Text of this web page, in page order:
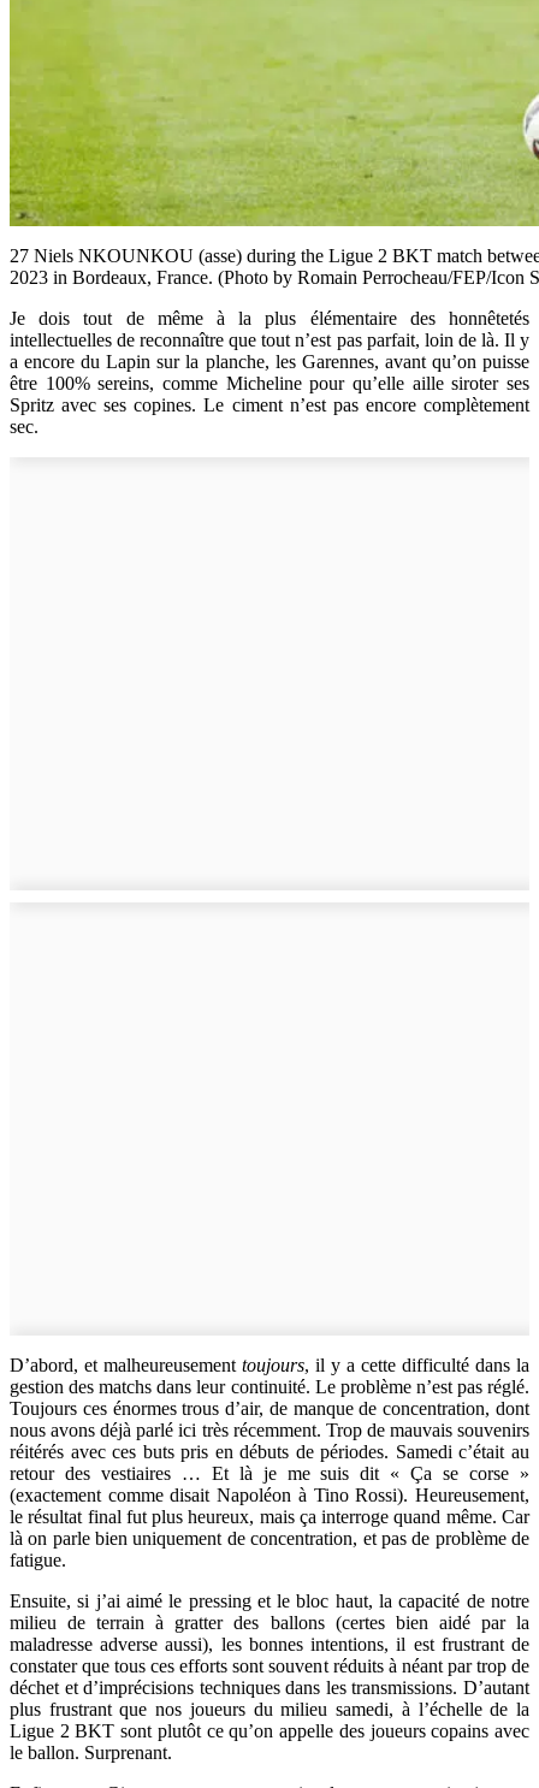
27 Niels NKOUNKOU (asse) during the Ligue 2 BKT match
2023 in Bordeaux, France. (Photo by Romain Perrocheau/FEP/Icon
Je dois tout de même à la plus élémentaire des honnêtetés
intellectuelles de reconnaître que tout n’est pas parfait, loin de là. Il y
a encore du Lapin sur la planche, les Garennes, avant qu’on puisse
être 100% sereins, comme Micheline pour qu’elle aille siroter ses
Spritz avec ses copines. Le ciment n’est pas encore complètement
sec.
D’abord, et malheureusement toujours, il y a cette difficulté dans la
gestion des matchs dans leur continuité. Le problème n’est pas réglé.
Toujours ces énormes trous d’air, de manque de concentration, dont
nous avons déjà parlé ici très récemment. Trop de mauvais souvenirs
réitérés avec ces buts pris en débuts de périodes. Samedi c’était au
retour des vestiaires … Et là je me suis dit « Ça se corse »
(exactement comme disait Napoléon à Tino Rossi). Heureusement,
le résultat final fut plus heureux, mais ça interroge quand même. Car
là on parle bien uniquement de concentration, et pas de problème de
fatigue.
Ensuite, si j’ai aimé le pressing et le bloc haut, la capacité de notre
milieu de terrain à gratter des ballons (certes bien aidé par la
maladresse adverse aussi), les bonnes intentions, il est frustrant de
constater que tous ces efforts sont souvent réduits à néant par trop de
déchet et d’imprécisions techniques dans les transmissions. D’autant
plus frustrant que nos joueurs du milieu samedi, à l’échelle de la
Ligue 2 BKT sont plutôt ce qu’on appelle des joueurs copains avec
le ballon. Surprenant.